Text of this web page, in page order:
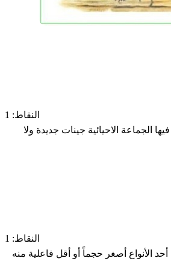
النقاط: 1
الجماعة الاحيائية جينات جديدة ولا
النقاط: 1
الأنواع أصغر حجماً أو أقل فاعلية منه